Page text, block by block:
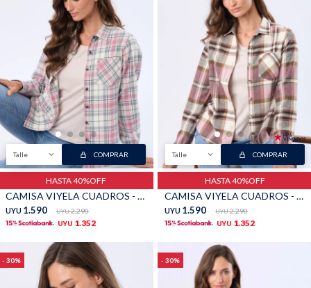
Talle COMPRAR
HASTA 40%OFF
CAMISA VIYELA CUADROS - Beige
UYU 1.590 UYU 2.290
UYU 1.352
Talle COMPRAR
HASTA 40%OFF
CAMISA VIYELA CUADROS - Marron
UYU 1.590 UYU 2.290
UYU 1.352
30 30
Buzos Pantalones
Camperas Chalecos